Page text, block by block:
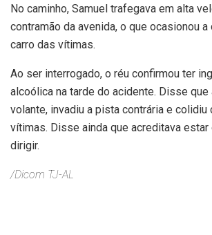
No caminho, Samuel trafegava em alta
contramão da avenida, o que ocasionou
carro das vítimas.
Ao ser interrogado, o réu confirmou ter
alcoólica na tarde do acidente. Disse que
volante, invadiu a pista contrária e colidiu
vítimas. Disse ainda que acreditava
dirigir.
/Dicom TJ-AL